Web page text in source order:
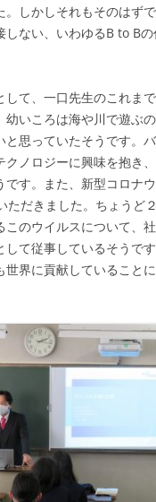
。しかしそれもそのはず
しない、いわゆるB to B
して、一口先生のこれま
幼いころは海や川で遊ぶ
と思っていたそうです。
クノロジーに興味を抱き
です。また、新型コロナ
ただきました。ちょうど
このウイルスについて、
して従事しているそうで
世界に貢献していること